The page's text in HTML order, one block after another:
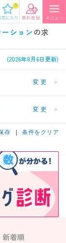
0
ションの求
(2026年8月6日更新)
ど
変更 ＞
変更 ＞
存 条件をクリア
新着順